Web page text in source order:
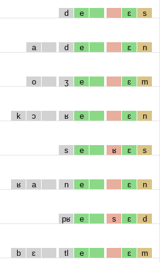
d e ɛ s
a d e ɛ n
o ʒ e ɛ m
k ɔ ʁ e ɛ n
s e ʁ ɛ s
ʁ a n e ɛ n
pʁ e s ɛ d
b ɛ tl e ɛ m